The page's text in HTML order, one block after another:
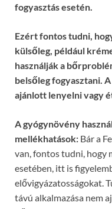
fogyasztás esetén.
Ezért fontos tudni,
külsőleg, például
használják a
belsőleg fogyasztani.
ajánlott lenyelni vagy
A gyógynövény
mellékhatások: Bár a
van, fontos tudni, hogy
esetében, itt is
elővigyázatosságokat.
távú alkalmazása nem